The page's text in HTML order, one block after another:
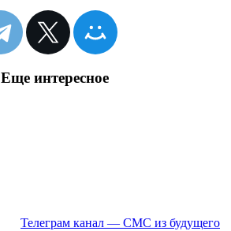
Еще интересное
Телеграм канал — СМС из будущего